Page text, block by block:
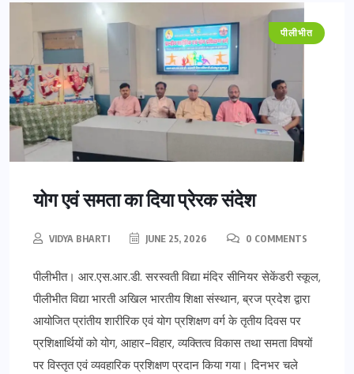
पीलीभीत
योग एवं समता का दिया प्रेरक संदेश
VIDYA BHARTI JUNE 25, 2026 0 COMMENTS
पीलीभीत। आर.एस.आर.डी. सरस्वती विद्या मंदिर सीनियर सेकेंडरी स्कूल,
पीलीभीत विद्या भारती अखिल भारतीय शिक्षा संस्थान, ब्रज प्रदेश द्वारा
आयोजित प्रांतीय शारीरिक एवं योग प्रशिक्षण वर्ग के तृतीय दिवस पर
प्रशिक्षार्थियों को योग, आहार-विहार, व्यक्तित्व विकास तथा समता विषयों
पर विस्तृत एवं व्यवहारिक प्रशिक्षण प्रदान किया गया। दिनभर चले